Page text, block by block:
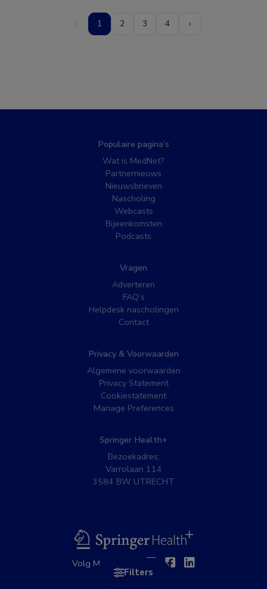
Filters
‹ 1 2 3 4 ›
Populaire pagina’s
Wat is MedNet?
Partnernieuws
Nieuwsbrieven
Nascholing
Webcasts
Bijeenkomsten
Podcasts
Vragen
Adverteren
FAQ’s
Helpdesk nascholingen
Contact
Privacy & Voorwaarden
Algemene voorwaarden
Privacy Statement
Cookiestatement
Manage Preferences
Springer Health+
Bezoekadres:
Varrolaan 114
3584 BW UTRECHT
BSL
Volg MedNet op: TwitterFacebook
Linkedin